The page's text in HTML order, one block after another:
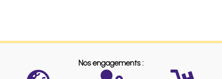
Nos engagements :